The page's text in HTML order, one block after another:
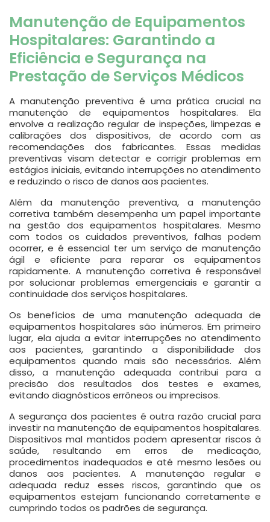
Manutenção de Equipamentos
Hospitalares: Garantindo a
Eficiência e Segurança na
Prestação de Serviços Médicos
A manutenção preventiva é uma prática crucial na
manutenção de equipamentos hospitalares. Ela
envolve a realização regular de inspeções, limpezas e
calibrações dos dispositivos, de acordo com as
recomendações dos fabricantes. Essas medidas
preventivas visam detectar e corrigir problemas em
estágios iniciais, evitando interrupções no atendimento
e reduzindo o risco de danos aos pacientes.
Além da manutenção preventiva, a manutenção
corretiva também desempenha um papel importante
na gestão dos equipamentos hospitalares. Mesmo
com todos os cuidados preventivos, falhas podem
ocorrer, e é essencial ter um serviço de manutenção
ágil e eficiente para reparar os equipamentos
rapidamente. A manutenção corretiva é responsável
por solucionar problemas emergenciais e garantir a
continuidade dos serviços hospitalares.
Os benefícios de uma manutenção adequada de
equipamentos hospitalares são inúmeros. Em primeiro
lugar, ela ajuda a evitar interrupções no atendimento
aos pacientes, garantindo a disponibilidade dos
equipamentos quando mais são necessários. Além
disso, a manutenção adequada contribui para a
precisão dos resultados dos testes e exames,
evitando diagnósticos errôneos ou imprecisos.
A segurança dos pacientes é outra razão crucial para
investir na manutenção de equipamentos hospitalares.
Dispositivos mal mantidos podem apresentar riscos à
saúde, resultando em erros de medicação,
procedimentos inadequados e até mesmo lesões ou
danos aos pacientes. A manutenção regular e
adequada reduz esses riscos, garantindo que os
equipamentos estejam funcionando corretamente e
cumprindo todos os padrões de segurança.